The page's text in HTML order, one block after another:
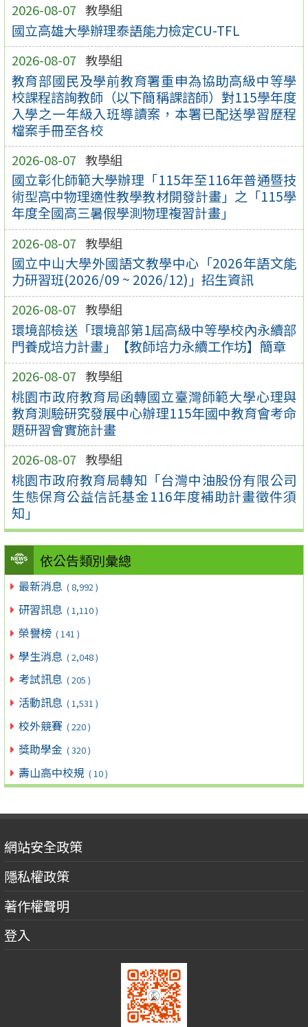
2026-08-07 教學組
國立高雄大學辦理泰語能力檢定CU-TFL
2026-08-07 教學組
教育部國民及學前教育署重申為協助高級中等學
校課程諮詢教師（以下簡稱課諮師）對115學年度
入學之一年級入班導讀案，本署已配送學習歷程
檔案手冊至各校
2026-08-07 教學組
國立彰化師範大學辦理「115年至116年普通暨技
術型高中物理適性教學教材開發計畫」之「115學
年度全國高三暑假學測物理複習計畫」
2026-08-07 教學組
國立中山大學外國語文教學中心「2026年語文能
力研習班(2026/09 ~ 2026/12)」招生資訊
2026-08-07 教學組
環境部檢送「環境部第1屆高級中等學校內永續部
門養成培力計畫」【教師培力永續工作坊】簡章
2026-08-07 教學組
桃園市政府教育局函轉國立臺灣師範大學心理與
教育測驗研究發展中心辦理115年國中教育會考命
題研習會實施計畫
2026-08-07 教學組
桃園市政府教育局轉知「台灣中油股份有限公司
生態保育公益信託基金116年度補助計畫徵件須
知」
依公告類別彙總
最新消息 ( 8,992 )
研習訊息 ( 1,110 )
榮譽榜 ( 141 )
學生消息 ( 2,048 )
考試訊息 ( 205 )
活動訊息 ( 1,531 )
校外競賽 ( 220 )
獎助學金 ( 320 )
壽山高中校規 ( 10 )
網站安全政策
隱私權政策
著作權聲明
登入